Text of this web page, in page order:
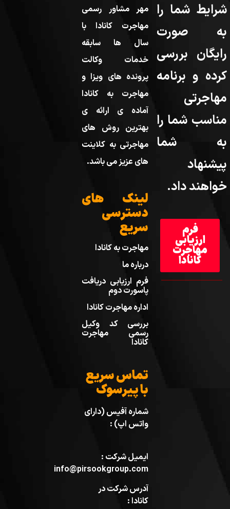
شرایط شما را
به صورت
رایگان بررسی
کرده و برنامه
مهاجرتی
مناسب شما را
به شما
پیشنهاد
خواهند داد.
فرم
ارزیابی
مهاجرت
کانادا
مهر مشاور رسمی
مهاجرت کانادا با
سال ها سابقه
خدمات وکالت
پرونده های ویزا و
مهاجرت به کانادا
آماده ی ارائه ی
بهترین روش های
مهاجرتی به کلاینت
های عزیز می باشد.
لینک های
دسترسی
سریع
مهاجرت به کانادا
درباره ما
فرم ارزیابی دریافت
پاسورت دوم
اداره مهاجرت کانادا
بررسی کد وکیل
رسمی مهاجرت
کانادا
تماس سریع
با پیرسوک
شماره آفیس (دارای
واتس اپ) :
ایمیل شرکت :
info@pirsookgroup.com
آدرس شرکت در
کانادا :